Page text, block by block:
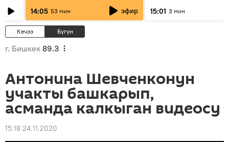
14:05 53 мин эфир 15:01 3 мин
Кечээ Бүгүн
г. Бишкек 89.3
Антонина Шевченконун
учакты башкарып,
асманда калкыган видеосу
15:18 24.11.2020